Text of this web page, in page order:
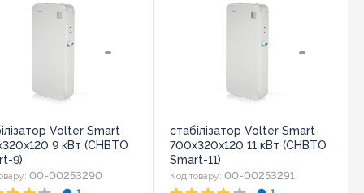
Volter Smart
9 кВт (СНВТО
9)
00-00253290
стабілізатор Volter Smart
700х320х120 11 кВт (СНВТО
Smart-11)
Код товару: 00-00253291